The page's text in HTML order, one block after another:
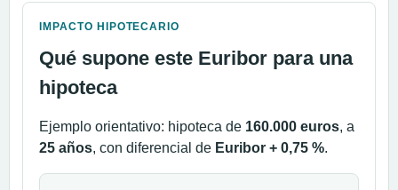
IMPACTO HIPOTECARIO
Qué supone este Euribor para una
hipoteca
Ejemplo orientativo: hipoteca de 160.000 euros, a
25 años, con diferencial de Euribor + 0,75 %.